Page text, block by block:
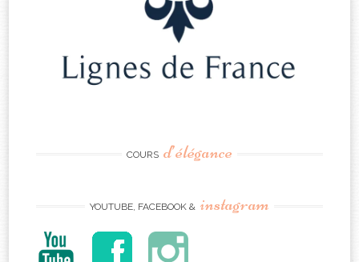
COURS d’élégance
YOUTUBE, FACEBOOK & instagram